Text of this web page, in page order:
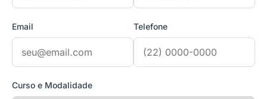
Email Telefone
Curso e Modalidade